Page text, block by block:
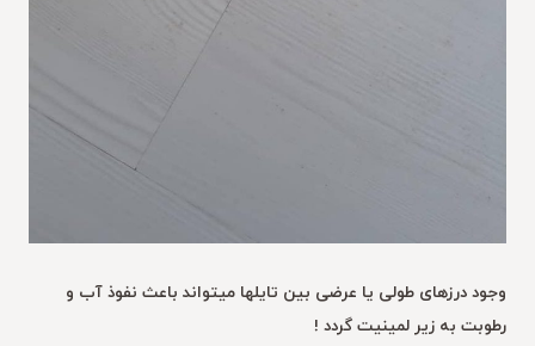
وجود درزهای طولی یا عرضی بین تایلها میتواند باعث نفوذ آب و
رطوبت به زیر لمینیت گردد !